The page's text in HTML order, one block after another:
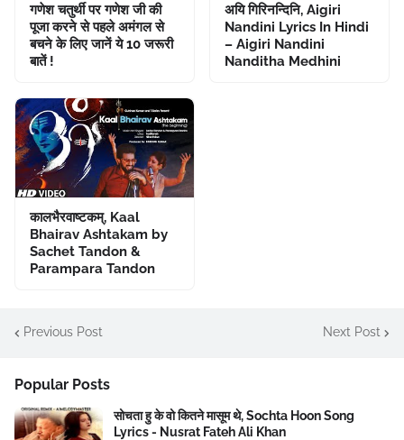
गणेश चतुर्थी पर गणेश जी की
पूजा करने से पहले अमंगल से
बचने के लिए जानें ये 10 जरूरी
बातें !
अयि गिरिनन्दिनि, Aigiri
Nandini Lyrics In Hindi
– Aigiri Nandini
Nanditha Medhini
कालभैरवाष्टकम्, Kaal
Bhairav Ashtakam by
Sachet Tandon &
Parampara Tandon
Previous Post Next Post
Popular Posts
सोचता हु के वो कितने मासूम थे, Sochta Hoon Song
Lyrics - Nusrat Fateh Ali Khan